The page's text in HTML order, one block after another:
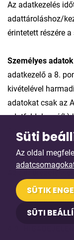
Süti
Az oldal
SÜTIK
SÜTI
Az adatkezelés
adattároláshoz/
érintetett részére
Személyes
adatkezelő a 8.
kivételével
adatokat csak az
adatfeldolgozó(k)
Az
Az
tárhelyén tárolt a
kezelt adatok